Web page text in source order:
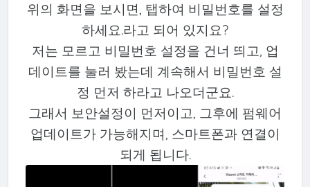
위의 화면을 보시면, 탭하여 비밀번호를 설정
하세요.라고 되어 있지요?
저는 모르고 비밀번호 설정을 건너 띄고, 업
데이트를 눌러 봤는데 계속해서 비밀번호 설
정 먼저 하라고 나오더군요.
그래서 보안설정이 먼저이고, 그후에 펌웨어
업데이트가 가능해지며, 스마트폰과 연결이
되게 됩니다.